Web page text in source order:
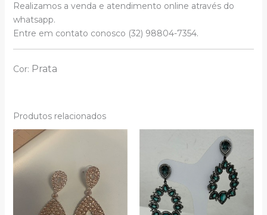
Realizamos a venda e atendimento online através do
whatsapp.
Entre em contato conosco (32) 98804-7354.
Cor: Prata
Produtos relacionados